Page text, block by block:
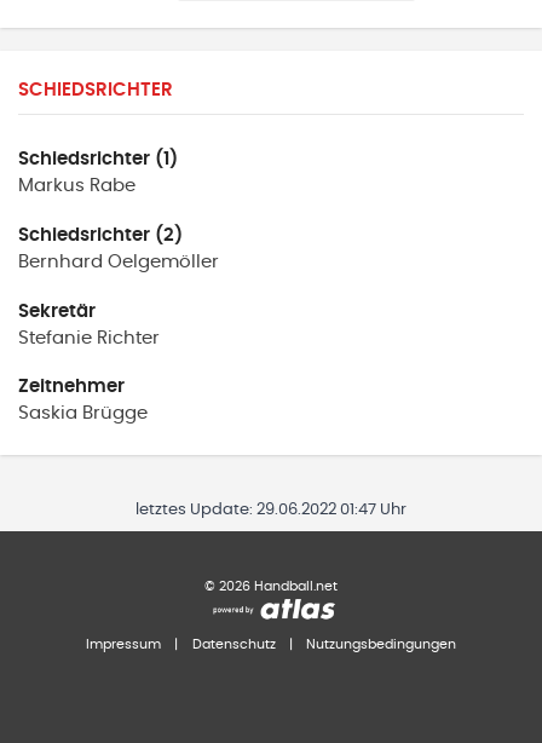
SCHIEDSRICHTER
Schiedsrichter (1)
Markus Rabe
Schiedsrichter (2)
Bernhard Oelgemöller
Sekretär
Stefanie Richter
Zeitnehmer
Saskia Brügge
letztes Update: 29.06.2022 01:47 Uhr
© 2026 Handball.net
Impressum Datenschutz Nutzungsbedingungen